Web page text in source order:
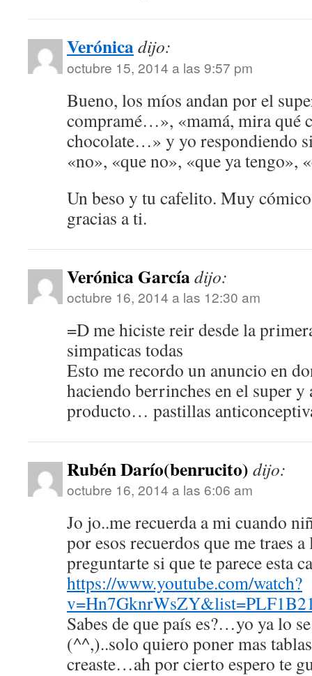
Verónicadijo:
octubre 15, 2014 a las 9:57 pm
Bueno, los míos andan por el
compramé…», «mamá, mira qué
chocolate…» y yo respondiendo
«no», «que no», «que ya tengo»,
Un beso y tu cafelito. Muy
gracias a ti.
Verónica Garcíadijo:
octubre 16, 2014 a las 12:30 am
=D me hiciste reir desde la
simpaticas todas
Esto me recordo un anuncio en
haciendo berrinches en el super
producto… pastillas
Rubén Darío(benrucito) dijo:
octubre 16, 2014 a las 6:06 am
Jo jo..me recuerda a mi cuando
por esos recuerdos que me traes
preguntarte si que te parece esta
https://www.youtube.com/watch?
Sabes de que país es?…yo ya lo
(^^,)..solo quiero poner mas
creaste…ah por cierto espero te